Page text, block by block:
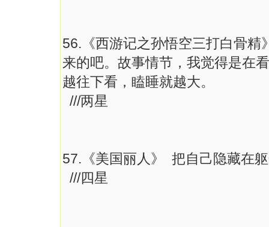
56.《西游记之孙悟空三打白骨
来的吧。故事情节，我觉得是在
越往下看，瞌睡就越大。
///两星
57.《美国丽人》 把自己隐藏在
///四星